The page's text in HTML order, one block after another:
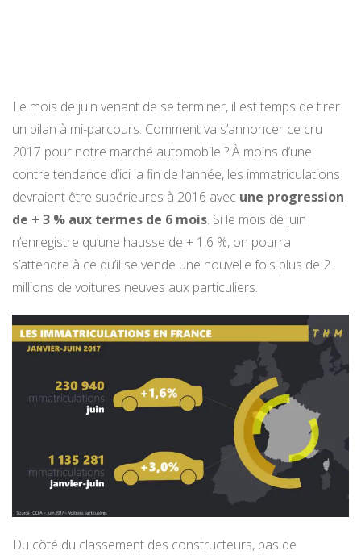
Le mois de juin venant de se terminer, il est temps de tirer
un bilan à mi-parcours. Comment va s’annoncer ce cru
2017 pour notre marché automobile ? À moins d’une
contre tendance d’ici la fin de l’année, les immatriculations
devraient être supérieures à 2016 avec une progression
de + 3 % aux termes de 6 mois. Si le mois de juin
n’enregistre qu’une hausse de + 1,6 %, on pourra
s’attendre à ce qu’il se vende une nouvelle fois plus de 2
millions de voitures neuves aux particuliers.
Du côté du classement des constructeurs, pas de